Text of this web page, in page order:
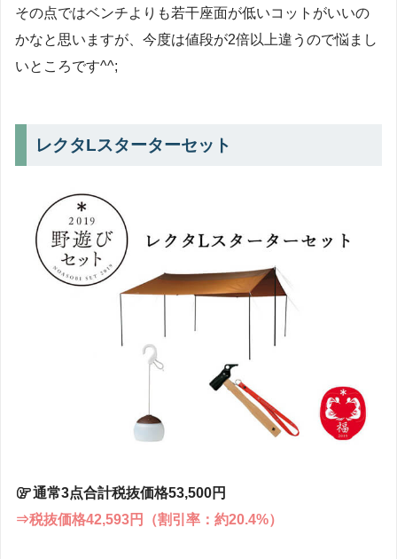
その点ではベンチよりも若干座面が低いコットがいいの
かなと思いますが、今度は値段が2倍以上違うので悩まし
いところです^^;
レクタLスターターセット
通常3点合計税抜価格53,500円
⇒税抜価格42,593円（割引率：約20.4%）